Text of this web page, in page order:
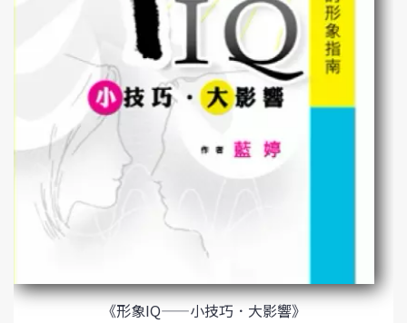
《形象IQ——小技巧．大影響》